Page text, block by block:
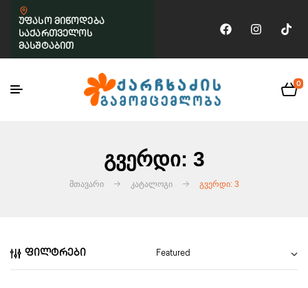
უფასო მიწოდება
საქართველოს
მასშტაბით
0
Გვერდი: 3
ᲛᲗᲐᲕᲐᲠᲘ ᲙᲐᲢᲐᲚᲝᲒᲘ ᲒᲕᲔᲠᲓᲘ: 3
ფილტრები